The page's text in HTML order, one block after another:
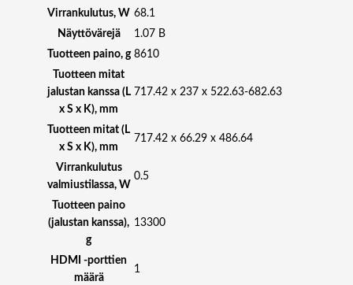
Virrankulutus, W 68.1
Näyttövärejä
1.07 B
Tuotteen paino, g 8610
Tuotteen mitat
jalustan kanssa (L
x S x K), mm
717.42 x 237 x 522.63-682.63
Tuotteen mitat (L
x S x K), mm
717.42 x 66.29 x 486.64
Virrankulutus
valmiustilassa, W
0.5
Tuotteen paino
(jalustan kanssa),
g
13300
HDMI -porttien
määrä
1